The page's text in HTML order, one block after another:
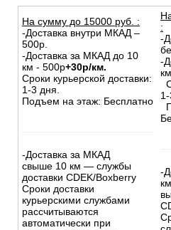
На сумму до 15000 руб. :
-Доставка внутри МКАД –
500р.
-Доставка за МКАД до 10
км - 500р+30р/км.
Сроки курьерской доставки:
1-3 дня.
Подъем на этаж: Бесплатно
-Доставка за МКАД
свыше 10 км — службы
доставки CDEK/Boxberry
Сроки доставки
курьерскими службами
рассчитываются
автоматически при
:
-
-
-